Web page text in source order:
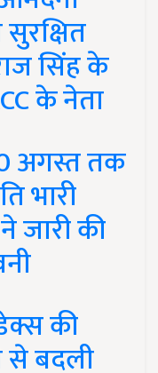
सिंह के
के नेता
अगस्त तक
भारी
जारी की
की
से बदली